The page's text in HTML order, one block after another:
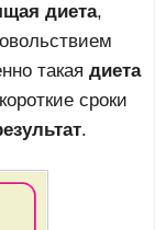
диета,
такаядиета
сроки
.